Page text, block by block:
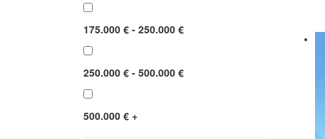
175.000 € - 250.000 €
250.000 € - 500.000 €
500.000 € +